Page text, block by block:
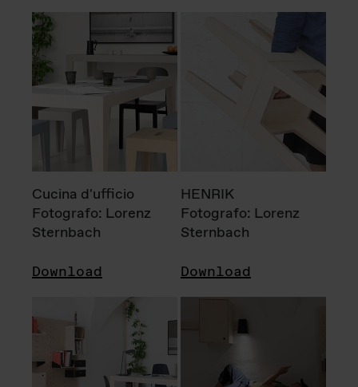
Cucina d'ufficio
Fotografo: Lorenz
Sternbach
Download
HENRIK
Fotografo: Lorenz
Sternbach
Download